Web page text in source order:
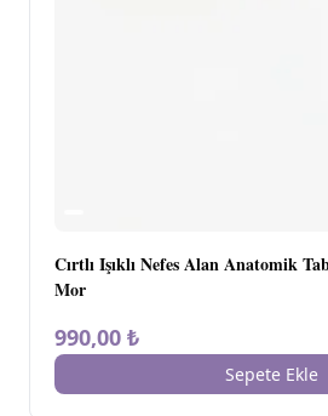
Cırtlı Işıklı Nefes Alan Anatomik
Mor
990,00 ₺
Sepete Ekle